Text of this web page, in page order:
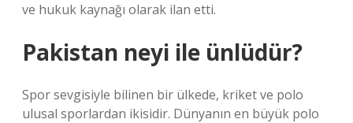
ve hukuk kaynağı olarak ilan etti.
Pakistan neyi ile ünlüdür?
Spor sevgisiyle bilinen bir ülkede, kriket ve polo
ulusal sporlardan ikisidir. Dünyanın en büyük polo